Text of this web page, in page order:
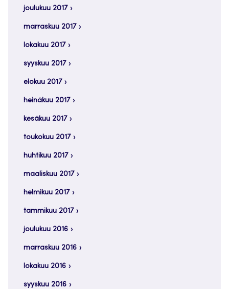
joulukuu 2017
marraskuu 2017
lokakuu 2017
syyskuu 2017
elokuu 2017
heinäkuu 2017
kesäkuu 2017
toukokuu 2017
huhtikuu 2017
maaliskuu 2017
helmikuu 2017
tammikuu 2017
joulukuu 2016
marraskuu 2016
lokakuu 2016
syyskuu 2016